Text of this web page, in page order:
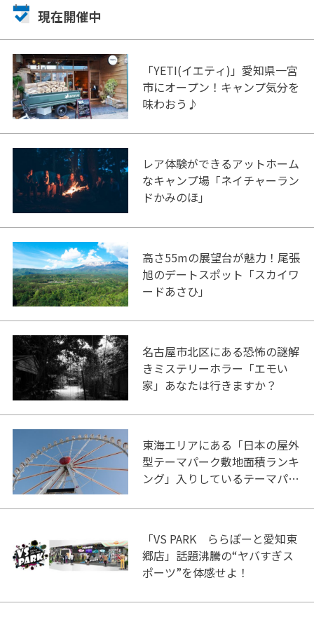
現在開催中
「YETI(イエティ)」愛知県一宮
市にオープン！キャンプ気分を
味わおう♪
レア体験ができるアットホーム
なキャンプ場「ネイチャーラン
ドかみのほ」
高さ55mの展望台が魅力！尾張
旭のデートスポット「スカイワ
ードあさひ」
名古屋市北区にある恐怖の謎解
きミステリーホラー「エモい
家」あなたは行きますか？
東海エリアにある「日本の屋外
型テーマパーク敷地面積ランキ
ング」入りしているテーマパー
「VS PARK ららぽーと愛知東
郷店」話題沸騰の“ヤバすぎス
ポーツ”を体感せよ！